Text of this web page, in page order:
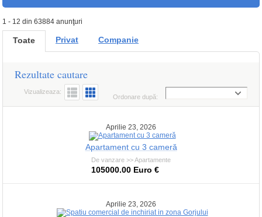
1 - 12 din 63884 anunţuri
Toate Privat Companie
Rezultate cautare
Ordonare după:
Vizualizeaza:
Aprilie 23, 2026
Apartament cu 3 cameră
De vanzare >> Apartamente
105000.00 Euro €
Aprilie 23, 2026